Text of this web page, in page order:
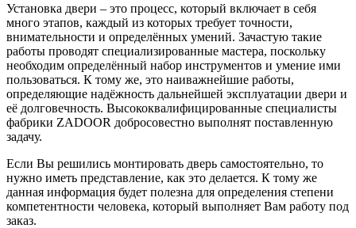
Установка двери – это процесс, который включает в себя
много этапов, каждый из которых требует точности,
внимательности и определённых умений. Зачастую такие
работы проводят специализированные мастера, поскольку
необходим определённый набор инструментов и умение ими
пользоваться. К тому же, это наиважнейшие работы,
определяющие надёжность дальнейшей эксплуатации двери и
её долговечность. Высококвалифицированные специалисты
фабрики ZADOOR добросовестно выполнят поставленную
задачу.
Если Вы решились монтировать дверь самостоятельно, то
нужно иметь представление, как это делается. К тому же
данная информация будет полезна для определения степени
компетентности человека, который выполняет Вам работу под
заказ.